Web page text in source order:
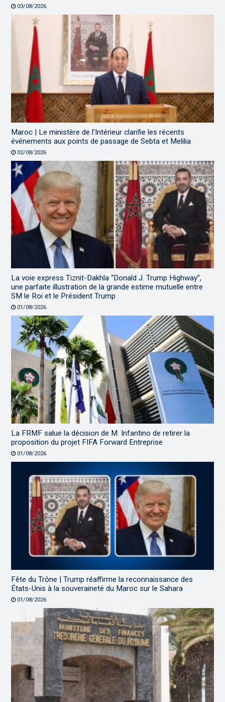
03/08/2026
Maroc | Le ministère de l’Intérieur clarifie les récents
événements aux points de passage de Sebta et Melilia
02/08/2026
La voie express Tiznit-Dakhla “Donald J. Trump Highway”,
une parfaite illustration de la grande estime mutuelle entre
SM le Roi et le Président Trump
01/08/2026
La FRMF salue la décision de M. Infantino de retirer la
proposition du projet FIFA Forward Entreprise
01/08/2026
Fête du Trône | Trump réaffirme la reconnaissance des
États-Unis à la souveraineté du Maroc sur le Sahara
01/08/2026